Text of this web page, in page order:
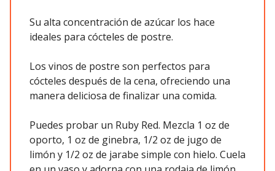
Su alta concentración de azúcar los hace
ideales para cócteles de postre.
Los vinos de postre son perfectos para
cócteles después de la cena, ofreciendo una
manera deliciosa de finalizar una comida.
Puedes probar un Ruby Red. Mezcla 1 oz de
oporto, 1 oz de ginebra, 1/2 oz de jugo de
limón y 1/2 oz de jarabe simple con hielo. Cuela